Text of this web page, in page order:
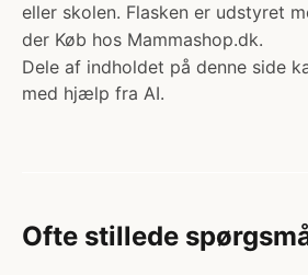
eller skolen. Flasken er udstyret
der Køb hos Mammashop.dk.
Dele af indholdet på denne side
med hjælp fra AI.
Ofte stillede